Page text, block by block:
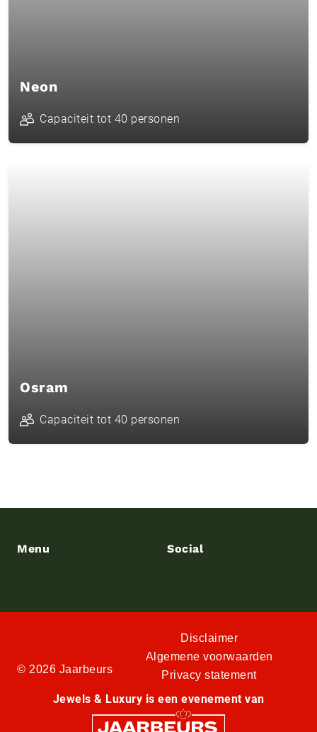
Neon
Capaciteit tot 40 personen
Osram
Capaciteit tot 40 personen
Menu Social
© 2026 Jaarbeurs
Disclaimer
Algemene voorwaarden
Privacy statement
Jewels & Luxury is een evenement van